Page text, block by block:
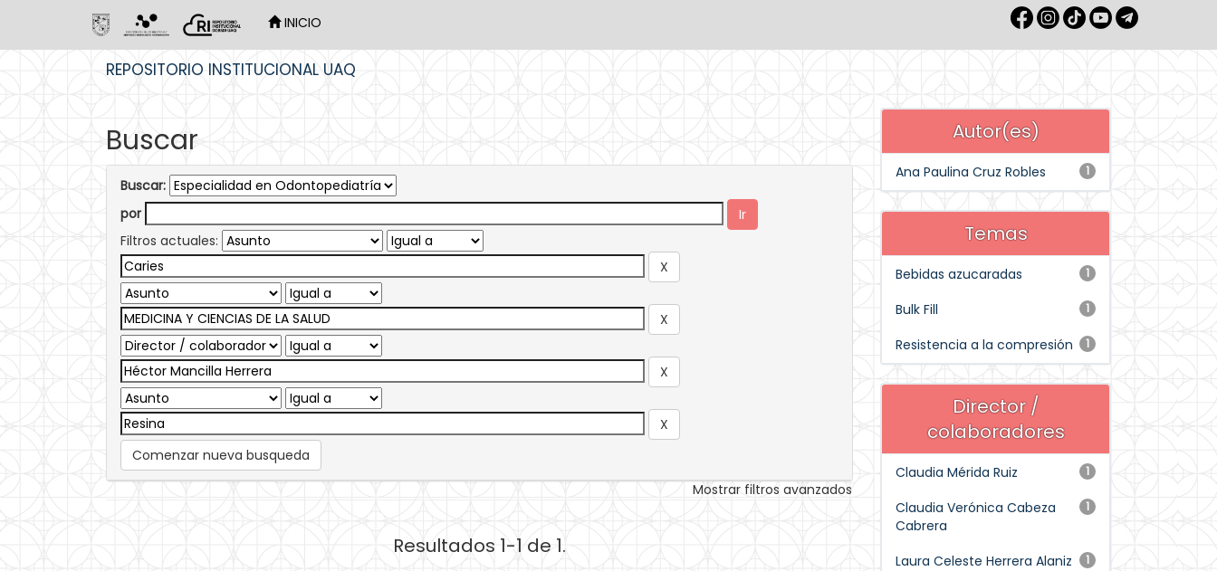
INICIO
REPOSITORIO INSTITUCIONAL UAQ
Buscar
Buscar:
por
Filtros actuales:
Comenzar nueva busqueda
Mostrar filtros avanzados
Resultados 1-1 de 1.
Autor(es)
1
Ana Paulina Cruz Robles
Temas
1
Bebidas azucaradas
1
Bulk Fill
1
Resistencia a la compresión
Director /
colaboradores
1
Claudia Mérida Ruiz
1
Claudia Verónica Cabeza
Cabrera
1
Laura Celeste Herrera Alaniz